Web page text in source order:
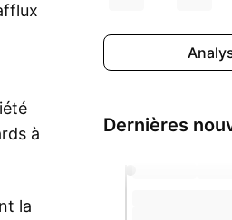
à
la
Dernières